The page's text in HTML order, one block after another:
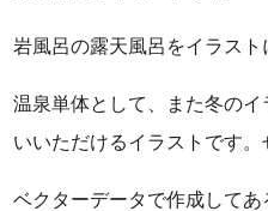
岩風呂の露天風呂をイラスト
温泉単体として、また冬の
いいただけるイラストです。
ベクターデータで作成して